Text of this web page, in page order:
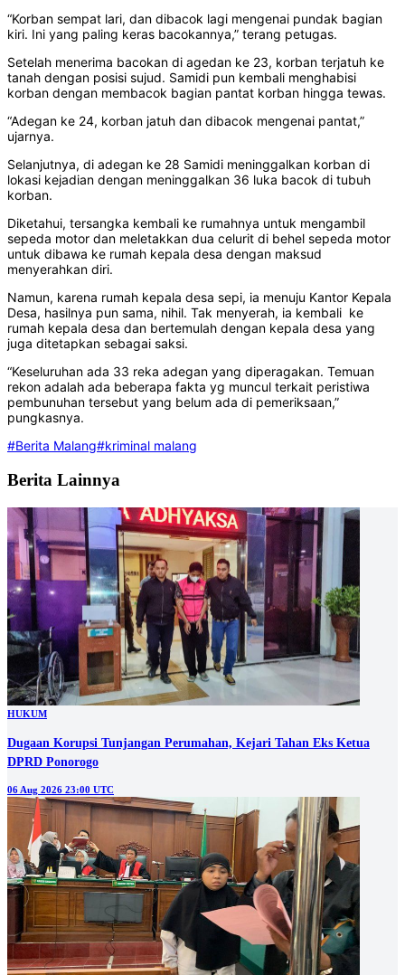
“Korban sempat lari, dan dibacok lagi mengenai pundak bagian
kiri. Ini yang paling keras bacokannya,” terang petugas.
Setelah menerima bacokan di agedan ke 23, korban terjatuh ke
tanah dengan posisi sujud. Samidi pun kembali menghabisi
korban dengan membacok bagian pantat korban hingga tewas.
“Adegan ke 24, korban jatuh dan dibacok mengenai pantat,”
ujarnya.
Selanjutnya, di adegan ke 28 Samidi meninggalkan korban di
lokasi kejadian dengan meninggalkan 36 luka bacok di tubuh
korban.
Diketahui, tersangka kembali ke rumahnya untuk mengambil
sepeda motor dan meletakkan dua celurit di behel sepeda motor
untuk dibawa ke rumah kepala desa dengan maksud
menyerahkan diri.
Namun, karena rumah kepala desa sepi, ia menuju Kantor Kepala
Desa, hasilnya pun sama, nihil. Tak menyerah, ia kembali ke
rumah kepala desa dan bertemulah dengan kepala desa yang
juga ditetapkan sebagai saksi.
“Keseluruhan ada 33 reka adegan yang diperagakan. Temuan
rekon adalah ada beberapa fakta yg muncul terkait peristiwa
pembunuhan tersebut yang belum ada di pemeriksaan,”
pungkasnya.
#Berita Malang#kriminal malang
Berita Lainnya
HUKUM
Dugaan Korupsi Tunjangan Perumahan, Kejari Tahan Eks Ketua
DPRD Ponorogo
06 Aug 2026 23:00 UTC